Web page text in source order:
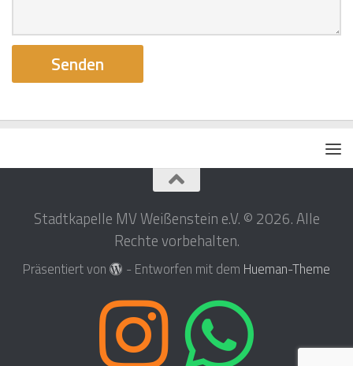
Stadtkapelle MV Weißenstein e.V. © 2026. Alle
Rechte vorbehalten.
Präsentiert von - Entworfen mit dem Hueman-Theme